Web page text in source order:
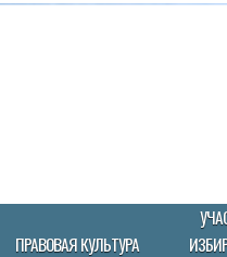
ПРАВОВАЯ КУЛЬТУРА